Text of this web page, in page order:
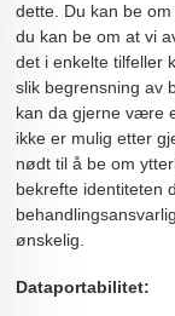
dette. Du kan be
du kan be om at vi
det i enkelte tilfeller
slik begrensning av
kan da gjerne være
ikke er mulig etter
nødt til å be om
bekrefte identiteten
ønskelig.
Dataportabilitet: